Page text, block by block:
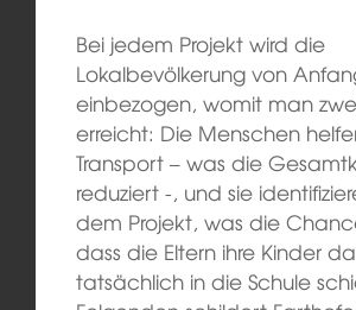
Bei jedem Projekt wird die
Lokalbevölkerung von
einbezogen, womit man
erreicht: Die Menschen
Transport – was die
reduziert -, und sie
dem Projekt, was die
dass die Eltern ihre Kinder
tatsächlich in die Schule